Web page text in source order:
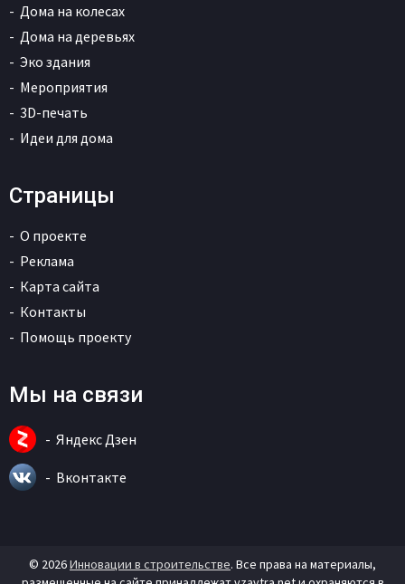
Дома на колесах
Дома на деревьях
Эко здания
Мероприятия
3D-печать
Идеи для дома
Страницы
О проекте
Реклама
Карта сайта
Контакты
Помощь проекту
Мы на связи
Яндекс Дзен
Вконтакте
© 2026Инновации в строительстве. Все права на материалы,